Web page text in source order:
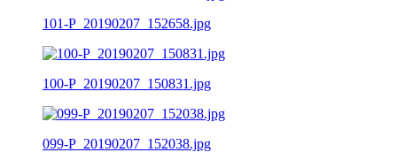
101-P_20190207_152658.jpg
100-P_20190207_150831.jpg
099-P_20190207_152038.jpg